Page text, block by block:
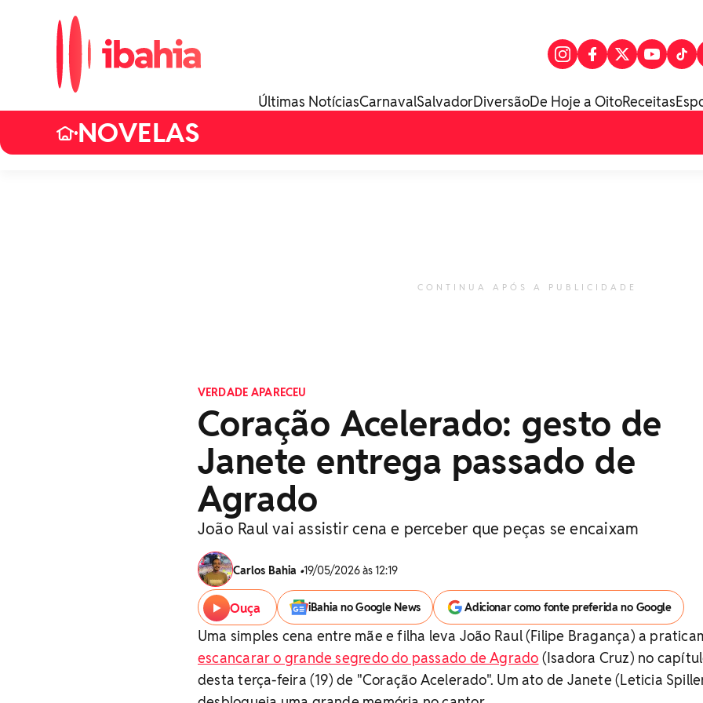
Últimas NotíciasCarnavalSalvadorDiversãoDe Hoje a OitoReceitas
•NOVELAS
CONTINUA APÓS A PUBLICIDADE
VERDADE APARECEU
Coração Acelerado: gesto de
Janete entrega passado de
Agrado
João Raul vai assistir cena e perceber que peças se encaixam
Carlos Bahia •19/05/2026 às 12:19
Ouça iBahia no Google News Adicionar como fonte preferida no Google
Uma simples cena entre mãe e filha leva João Raul (Filipe Bragança) a
escancarar o grande segredo do passado de Agrado (Isadora Cruz) no
desta terça-feira (19) de "Coração Acelerado". Um ato de Janete (Leticia